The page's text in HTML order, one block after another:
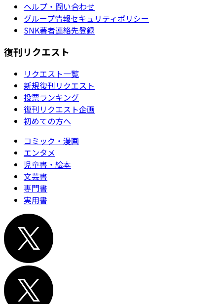
ヘルプ・問い合わせ
グループ情報セキュリティポリシー
SNK著者連絡先登録
復刊リクエスト
リクエスト一覧
新規復刊リクエスト
投票ランキング
復刊リクエスト企画
初めての方へ
コミック・漫画
エンタメ
児童書・絵本
文芸書
専門書
実用書